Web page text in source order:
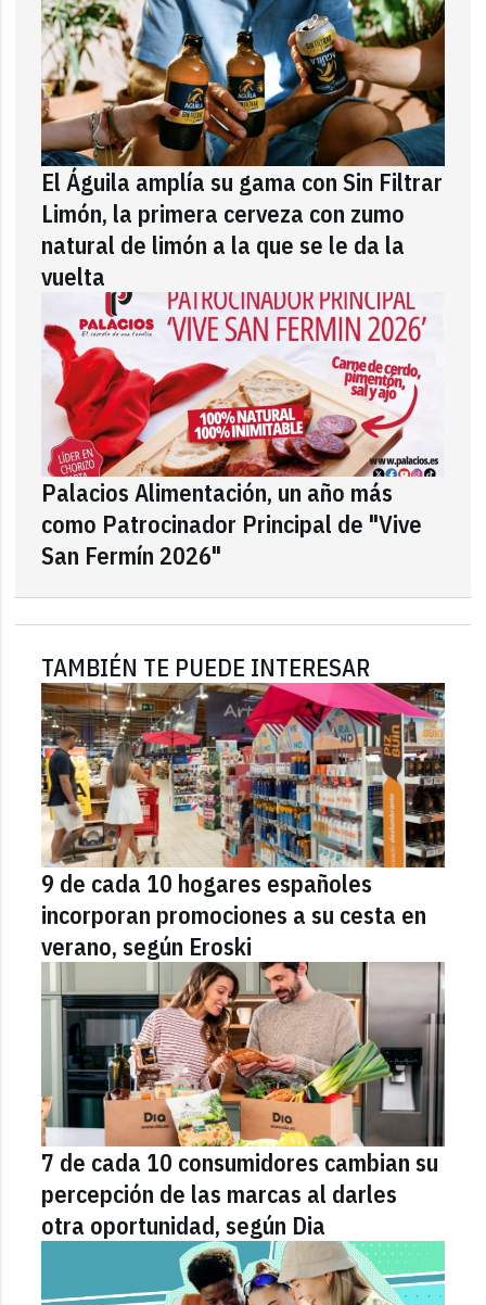
El Águila amplía su gama con Sin Filtrar
Limón, la primera cerveza con zumo
natural de limón a la que se le da la
vuelta
Palacios Alimentación, un año más
como Patrocinador Principal de "Vive
San Fermín 2026"
TAMBIÉN TE PUEDE INTERESAR
9 de cada 10 hogares españoles
incorporan promociones a su cesta en
verano, según Eroski
7 de cada 10 consumidores cambian su
percepción de las marcas al darles
otra oportunidad, según Dia